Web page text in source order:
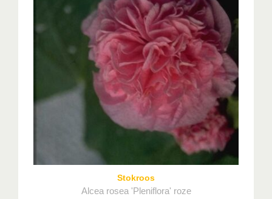
Stokroos
Alcea rosea 'Pleniflora' roze